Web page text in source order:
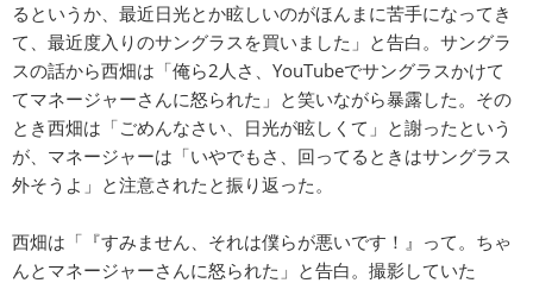
るというか、最近日光とか眩しいのがほんまに苦手になってき
て、最近度入りのサングラスを買いました」と告白。サングラ
スの話から西畑は「俺ら2人さ、YouTubeでサングラスかけて
てマネージャーさんに怒られた」と笑いながら暴露した。その
とき西畑は「ごめんなさい、日光が眩しくて」と謝ったという
が、マネージャーは「いやでもさ、回ってるときはサングラス
外そうよ」と注意されたと振り返った。
西畑は「『すみません、それは僕らが悪いです！』って。ちゃ
んとマネージャーさんに怒られた」と告白。撮影していた